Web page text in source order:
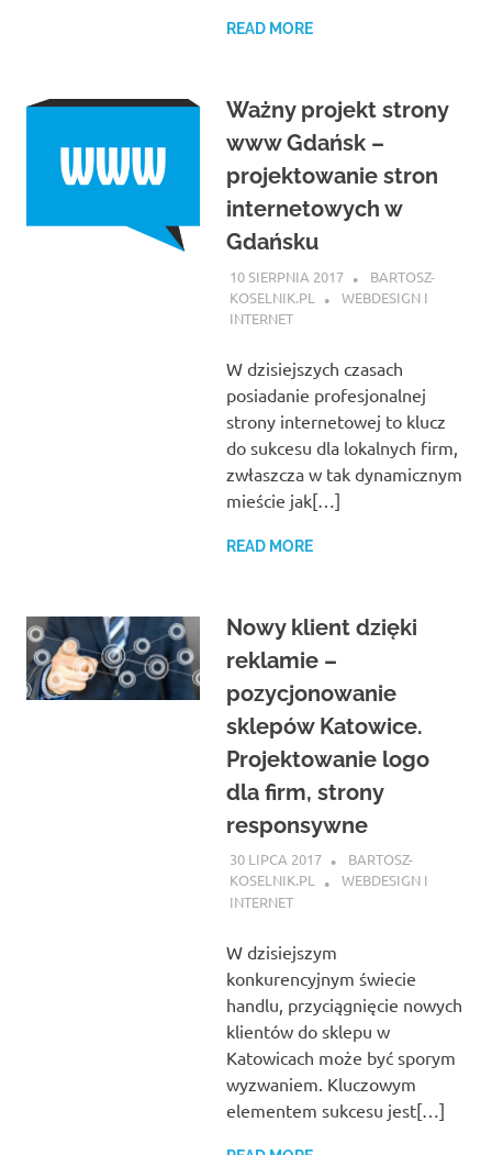
READ MORE
Ważny projekt strony
www Gdańsk –
projektowanie stron
internetowych w
Gdańsku
10 SIERPNIA 2017
BARTOSZ-
KOSELNIK.PL
WEBDESIGN I
INTERNET
W dzisiejszych czasach
posiadanie profesjonalnej
strony internetowej to klucz
do sukcesu dla lokalnych firm,
zwłaszcza w tak dynamicznym
mieście jak[…]
READ MORE
Nowy klient dzięki
reklamie –
pozycjonowanie
sklepów Katowice.
Projektowanie logo
dla firm, strony
responsywne
30 LIPCA 2017
BARTOSZ-
KOSELNIK.PL
WEBDESIGN I
INTERNET
W dzisiejszym
konkurencyjnym świecie
handlu, przyciągnięcie nowych
klientów do sklepu w
Katowicach może być sporym
wyzwaniem. Kluczowym
elementem sukcesu jest[…]